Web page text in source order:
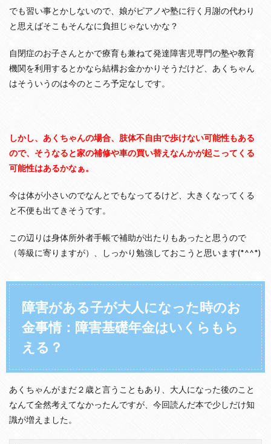
礎
年
金
い
く
ら
も
4
障
害
収
入
て
少
な
い
こ
れ
で
ど
ん
生
活
が
で
き
の
でも習い事とかしないので、娘がピアノや塾に行く月謝の代わり
と思えばそこもそんなに負担じゃないかな？
自閉症のお子さんとかで療育も兼ねて発達障害児専門の塾や教育
機関を利用するとかなら結構お金かかりそうだけど、あくちゃん
はそういうのは今のところ予定なしです。
しかし、あくちゃんの場合、肢体不自由で歩けない可能性もある
ので、そうなると家の補修や車の買い替えなんかが起こってくる
可能性はあるかなぁ。
今は体が小さいのでなんとでもなってるけど、大きくなってくる
と不便も出てきそうです。
この辺りは身体所外者手帳で補助が出たりもあったと思うので
（等級に寄りますが）、しっかり勉強しておこうと思います(*^^*)
障害がある子が大人になった時のお
金事情：障害基礎年金はいくらもら
える？
あくちゃんがまだ２歳と言うこともあり、大人になった後のこと
なんて全然考えてなかったんですが、今回読んだ本で少しだけ知
識が増えました。